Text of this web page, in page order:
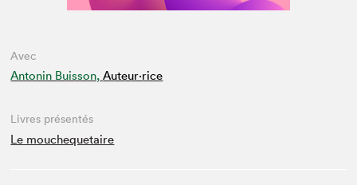
Avec
Antonin Buisson, Auteur·rice
Livres présentés
Le mouchequetaire